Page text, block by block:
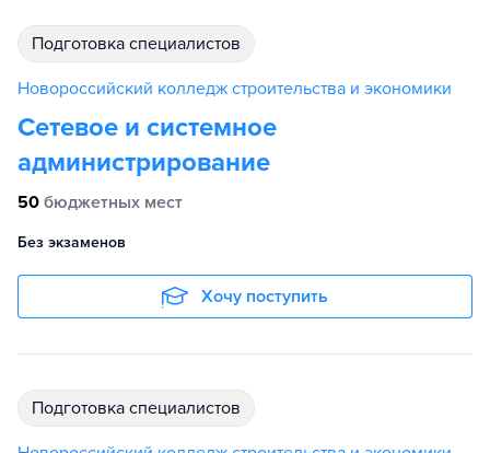
подготовка специалистов
Новороссийский колледж строительства и экономики
Сетевое и системное
администрирование
50 бюджетных мест
Без экзаменов
Хочу поступить
подготовка специалистов